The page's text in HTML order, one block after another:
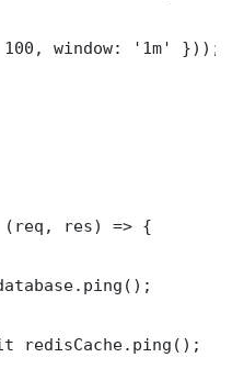
window: '1m' }));
(req, res) => {
redisCache.ping();